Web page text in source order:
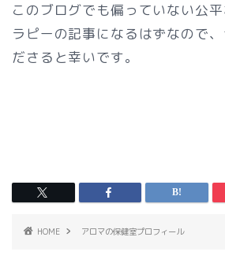
このブログでも偏っていない公
ラピーの記事になるはずなので
ださると幸いです。
HOME アロマの保健室プロフィール